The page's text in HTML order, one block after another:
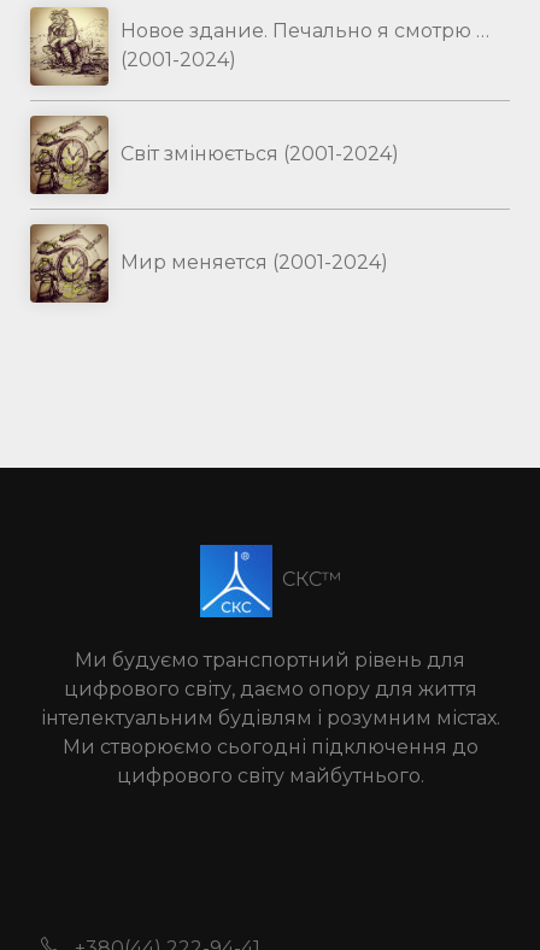
Новое здание. Печально я смотрю …
(2001-2024)
Світ змінюється (2001-2024)
Мир меняется (2001-2024)
СКС™
Ми будуємо транспортний рівень для
цифрового світу, даємо опору для життя
інтелектуальним будівлям і розумним містах.
Ми створюємо сьогодні підключення до
цифрового світу майбутнього.